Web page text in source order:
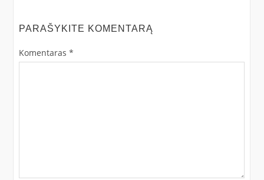
PARAŠYKITE KOMENTARĄ
Komentaras *